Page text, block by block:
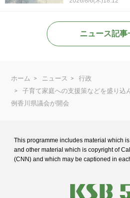
ニュース記事
ホーム ニュース
行政
子育て家庭への支援策などを盛り
例香川県議会が開会
This programme includes material which
and other material which is copyright of
(CNN) and which may be captioned in